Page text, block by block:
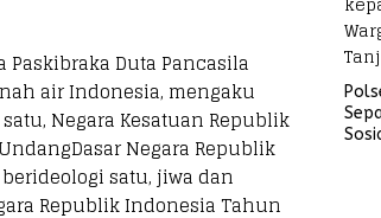
Duta Pancasila
air Indonesia, mengaku
Negara Kesatuan Republik
Negara Republik
satu, jiwa dan
Republik Indonesia Tahun